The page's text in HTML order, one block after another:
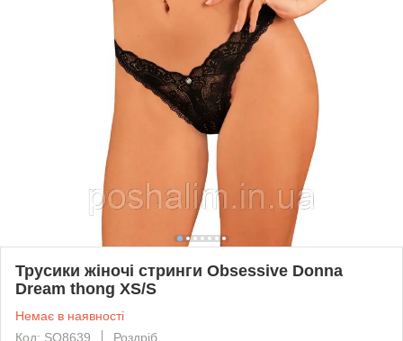
Трусики жіночі стринги Obsessive Donna
Dream thong XS/S
Немає в наявності
Код: SO8639
Роздріб